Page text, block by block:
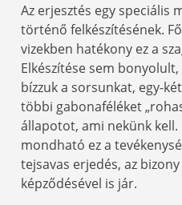
Az erjesztés egy speciális
történő felkészítésének.
vizekben hatékony ez a
Elkészítése sem
bízzuk a sorsunkat, egy-
többi gabonaféléket
állapotot, ami nekünk kell.
mondható ez a
tejsavas erjedés, az
képződésével is jár.